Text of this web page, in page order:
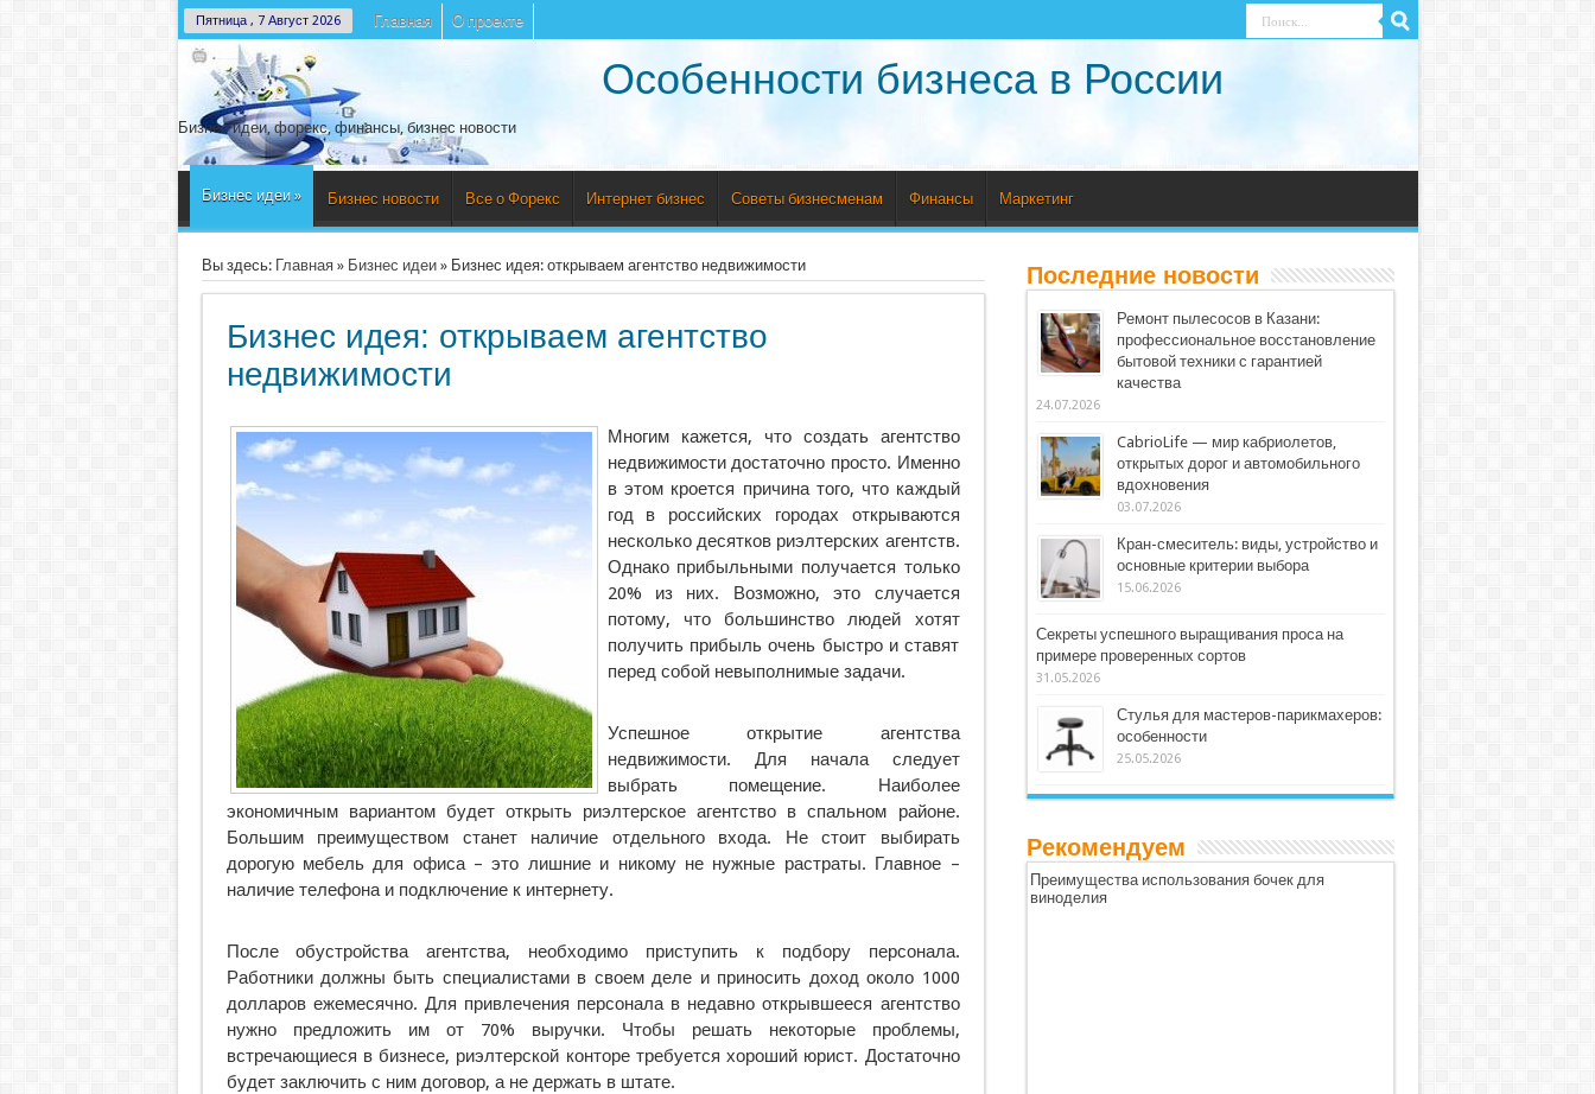
Пятница , 7 Август 2026 Главная О проекте
Особенности бизнеса в России
Бизнес идеи, форекс, финансы, бизнес новости
Бизнес идеи » Бизнес новости Все о Форекс Интернет бизнес Советы бизнесменам Финансы Маркетинг
Вы здесь: Главная» Бизнес идеи» Бизнес идея: открываем агентство недвижимости
Бизнес идея: открываем агентство
недвижимости
Многим кажется, что создать агентство
недвижимости достаточно просто. Именно
в этом кроется причина того, что каждый
год в российских городах открываются
несколько десятков риэлтерских агентств.
Однако прибыльными получается только
20% из них. Возможно, это случается
потому, что большинство людей хотят
получить прибыль очень быстро и ставят
перед собой невыполнимые задачи.
Успешное открытие агентства
недвижимости. Для начала следует
выбрать помещение. Наиболее
экономичным вариантом будет открыть риэлтерское агентство в спальном районе.
Большим преимуществом станет наличие отдельного входа. Не стоит выбирать
дорогую мебель для офиса – это лишние и никому не нужные растраты. Главное –
наличие телефона и подключение к интернету.
После обустройства агентства, необходимо приступить к подбору персонала.
Работники должны быть специалистами в своем деле и приносить доход около 1000
долларов ежемесячно. Для привлечения персонала в недавно открывшееся агентство
нужно предложить им от 70% выручки. Чтобы решать некоторые проблемы,
встречающиеся в бизнесе, риэлтерской конторе требуется хороший юрист. Достаточно
будет заключить с ним договор, а не держать в штате.
Последние новости
Ремонт пылесосов в Казани:
профессиональное восстановление
бытовой техники с гарантией
качества
24.07.2026
CabrioLife — мир кабриолетов,
открытых дорог и автомобильного
вдохновения
03.07.2026
Кран-смеситель: виды, устройство и
основные критерии выбора
15.06.2026
Секреты успешного выращивания проса на
примере проверенных сортов
31.05.2026
Стулья для мастеров-парикмахеров:
особенности
25.05.2026
Рекомендуем
Преимущества использования бочек для
виноделия